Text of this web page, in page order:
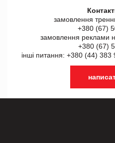
замовлення
+380 (67)
замовлення реклами
+380 (67)
інші питання: +380 (44)